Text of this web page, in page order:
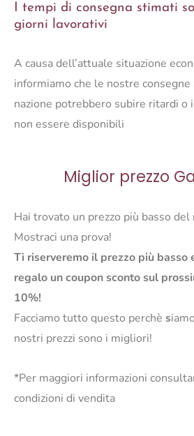
I tempi di consegna stimati
giorni lavorativi
A causa dell’attuale situazione
informiamo che le nostre
nazione potrebbero subire ritardi
non essere disponibili
Miglior prezzo
Hai trovato un prezzo più basso del
Mostraci una prova!
Ti riserveremo il prezzo più basso
regalo un coupon sconto sul
10%!
Facciamo tutto questo perchè s
nostri prezzi sono i migliori!
*Per maggiori informazioni
condizioni di vendita